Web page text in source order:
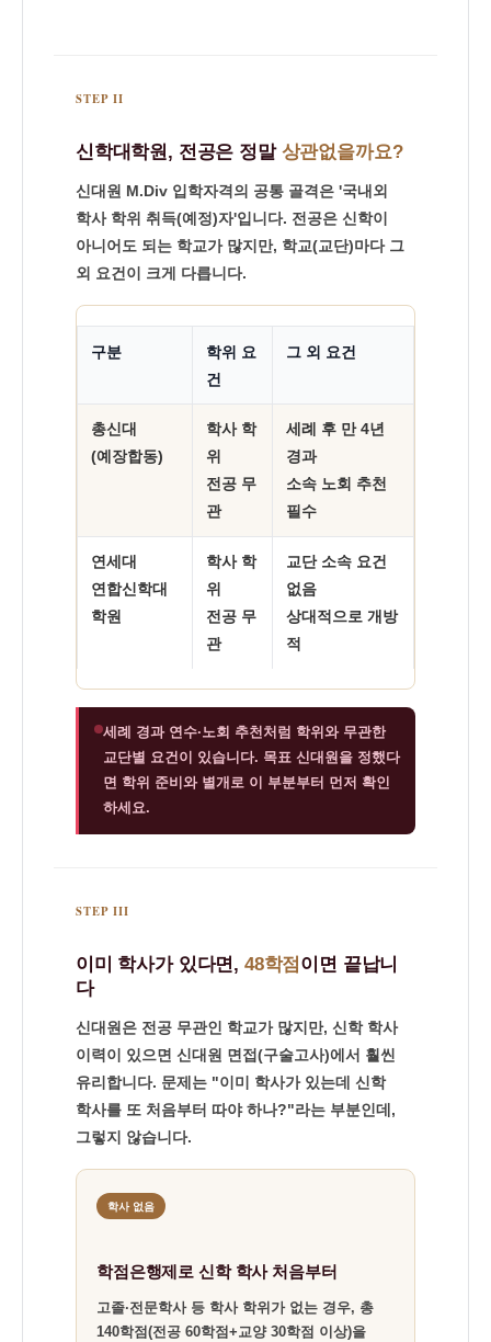
STEP II
신학대학원, 전공은 정말 상관없을까요?
신대원 M.Div 입학자격의 공통 골격은 '국내외
학사 학위 취득(예정)자'입니다. 전공은 신학이
아니어도 되는 학교가 많지만, 학교(교단)마다 그
외 요건이 크게 다릅니다.
구분
학위 요
건
그 외 요건
총신대
(예장합동)
학사 학
위
전공 무
관
세례 후 만 4년
경과
소속 노회 추천
필수
연세대
연합신학대
학원
학사 학
위
전공 무
관
교단 소속 요건
없음
상대적으로 개방
적
세례 경과 연수·노회 추천처럼 학위와 무관한
교단별 요건이 있습니다. 목표 신대원을 정했다
면 학위 준비와 별개로 이 부분부터 먼저 확인
하세요.
STEP III
이미 학사가 있다면, 48학점 이면 끝납니
다
신대원은 전공 무관인 학교가 많지만, 신학 학사
이력이 있으면 신대원 면접(구술고사)에서 훨씬
유리합니다. 문제는 "이미 학사가 있는데 신학
학사를 또 처음부터 따야 하나?"라는 부분인데,
그렇지 않습니다.
학사 없음
학점은행제로 신학 학사 처음부터
고졸·전문학사 등 학사 학위가 없는 경우, 총
140학점(전공 60학점+교양 30학점 이상)을